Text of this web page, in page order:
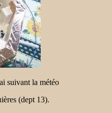
suivant la météo
(dept 13).